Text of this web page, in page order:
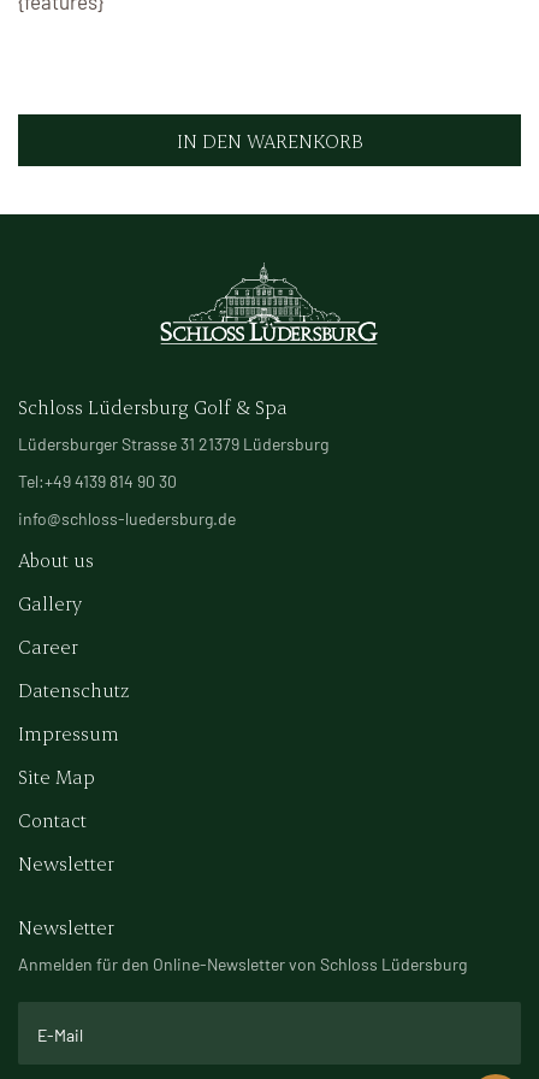
IN DEN WARENKORB
Schloss Lüdersburg Golf & Spa
Lüdersburger Strasse 31 21379 Lüdersburg
Tel:+49 4139 814 90 30
info@schloss-luedersburg.de
About us
Gallery
Career
Datenschutz
Impressum
Site Map
Contact
Newsletter
Newsletter
Anmelden für den Online-Newsletter von Schloss Lüdersburg